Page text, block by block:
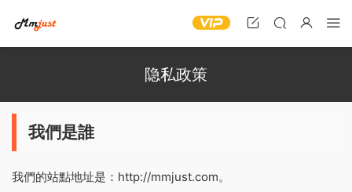
隐私政策
我們是誰
我們的站點地址是：http://mmjust.com。